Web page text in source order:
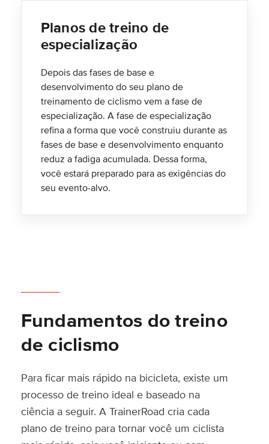
Planos de treino de
especialização
Depois das fases de base e
desenvolvimento do seu plano de
treinamento de ciclismo vem a fase de
especialização. A fase de especialização
refina a forma que você construiu durante as
fases de base e desenvolvimento enquanto
reduz a fadiga acumulada. Dessa forma,
você estará preparado para as exigências do
seu evento-alvo.
Fundamentos do treino
de ciclismo
Para ficar mais rápido na bicicleta, existe um
processo de treino ideal e baseado na
ciência a seguir. A TrainerRoad cria cada
plano de treino para tornar você um ciclista